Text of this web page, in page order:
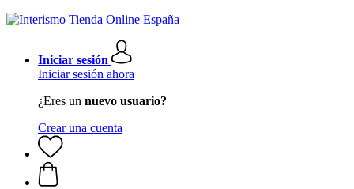
Iniciar sesión
Iniciar sesión ahora
¿Eres un nuevo usuario?
Crear una cuenta